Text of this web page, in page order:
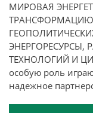
МИРОВАЯ
ЭНЕРГОРЕСУРСЫ,
ТЕХНОЛОГИЙ И
особую роль
надежное